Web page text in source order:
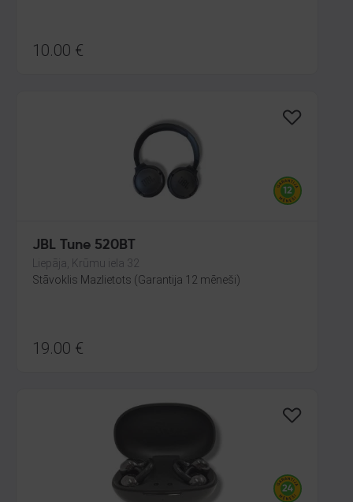
10.00 €
JBL Tune 520BT
Liepāja, Krūmu iela 32
Stāvoklis Mazlietots (Garantija 12 mēneši)
19.00 €